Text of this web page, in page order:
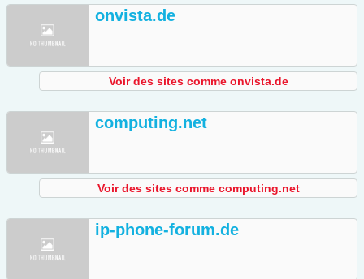
onvista.de
Voir des sites comme onvista.de
computing.net
Voir des sites comme computing.net
ip-phone-forum.de